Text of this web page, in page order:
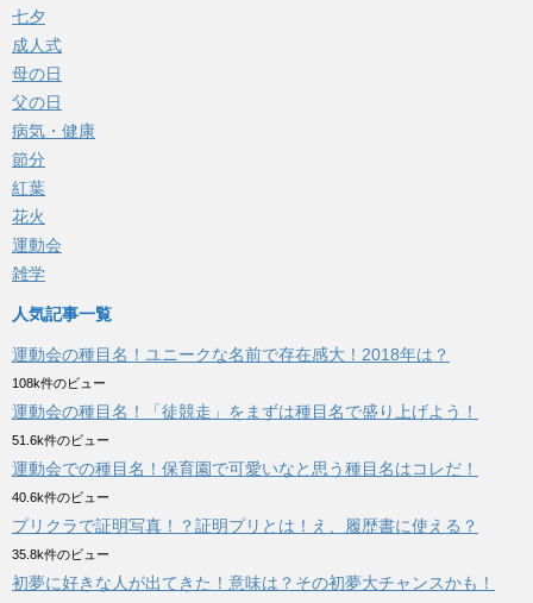
七夕
成人式
母の日
父の日
病気・健康
節分
紅葉
花火
運動会
雑学
人気記事一覧
運動会の種目名！ユニークな名前で存在感大！2018年は？
108k件のビュー
運動会の種目名！「徒競走」をまずは種目名で盛り上げよう！
51.6k件のビュー
運動会での種目名！保育園で可愛いなと思う種目名はコレだ！
40.6k件のビュー
プリクラで証明写真！？証明プリとは！え、履歴書に使える？
35.8k件のビュー
初夢に好きな人が出てきた！意味は？その初夢大チャンスかも！